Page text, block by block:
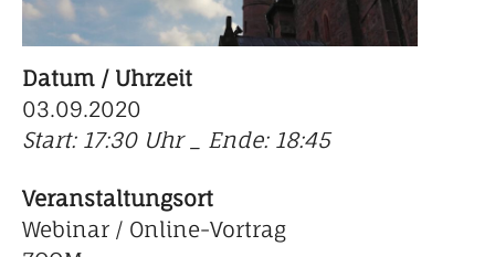
Datum / Uhrzeit
03.09.2020
Start: 17:30 Uhr _ Ende: 18:45
Veranstaltungsort
Webinar / Online-Vortrag